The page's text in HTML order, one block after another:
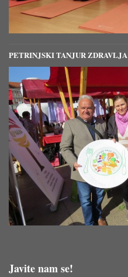
PETRINJSKI TANJUR ZDRAVLJA
Javite nam se!